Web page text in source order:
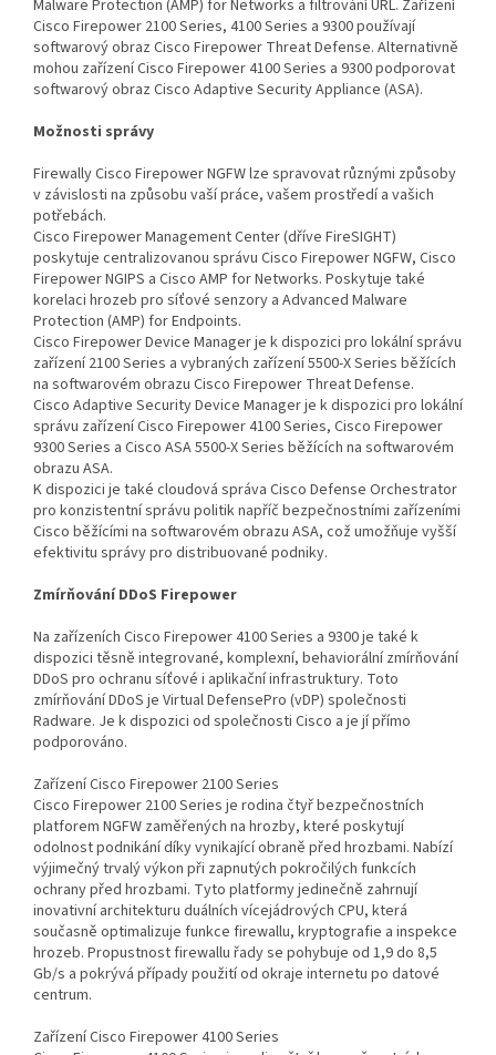
Malware Protection (AMP) for Networks a filtrování URL. Zařízení
Cisco Firepower 2100 Series, 4100 Series a 9300 používají
softwarový obraz Cisco Firepower Threat Defense. Alternativně
mohou zařízení Cisco Firepower 4100 Series a 9300 podporovat
softwarový obraz Cisco Adaptive Security Appliance (ASA).
Možnosti správy
Firewally Cisco Firepower NGFW lze spravovat různými způsoby
v závislosti na způsobu vaší práce, vašem prostředí a vašich
potřebách.
Cisco Firepower Management Center (dříve FireSIGHT)
poskytuje centralizovanou správu Cisco Firepower NGFW, Cisco
Firepower NGIPS a Cisco AMP for Networks. Poskytuje také
korelaci hrozeb pro síťové senzory a Advanced Malware
Protection (AMP) for Endpoints.
Cisco Firepower Device Manager je k dispozici pro lokální správu
zařízení 2100 Series a vybraných zařízení 5500-X Series běžících
na softwarovém obrazu Cisco Firepower Threat Defense.
Cisco Adaptive Security Device Manager je k dispozici pro lokální
správu zařízení Cisco Firepower 4100 Series, Cisco Firepower
9300 Series a Cisco ASA 5500-X Series běžících na softwarovém
obrazu ASA.
K dispozici je také cloudová správa Cisco Defense Orchestrator
pro konzistentní správu politik napříč bezpečnostními zařízeními
Cisco běžícími na softwarovém obrazu ASA, což umožňuje vyšší
efektivitu správy pro distribuované podniky.
Zmírňování DDoS Firepower
Na zařízeních Cisco Firepower 4100 Series a 9300 je také k
dispozici těsně integrované, komplexní, behaviorální zmírňování
DDoS pro ochranu síťové i aplikační infrastruktury. Toto
zmírňování DDoS je Virtual DefensePro (vDP) společnosti
Radware. Je k dispozici od společnosti Cisco a je jí přímo
podporováno.
Zařízení Cisco Firepower 2100 Series
Cisco Firepower 2100 Series je rodina čtyř bezpečnostních
platforem NGFW zaměřených na hrozby, které poskytují
odolnost podnikání díky vynikající obraně před hrozbami. Nabízí
výjimečný trvalý výkon při zapnutých pokročilých funkcích
ochrany před hrozbami. Tyto platformy jedinečně zahrnují
inovativní architekturu duálních vícejádrových CPU, která
současně optimalizuje funkce firewallu, kryptografie a inspekce
hrozeb. Propustnost firewallu řady se pohybuje od 1,9 do 8,5
Gb/s a pokrývá případy použití od okraje internetu po datové
centrum.
Zařízení Cisco Firepower 4100 Series